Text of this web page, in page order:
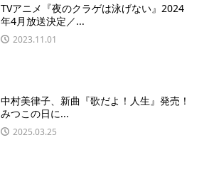
TVアニメ『夜のクラゲは泳げない』2024
年4月放送決定／...
2023.11.01
中村美律子、新曲『歌だよ！人生』発売！
みつこの日に...
2025.03.25